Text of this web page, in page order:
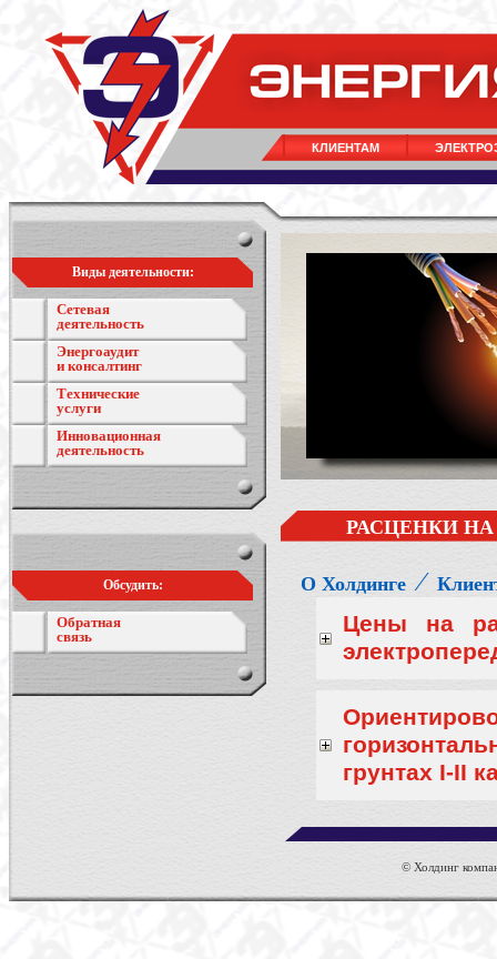
КЛИЕНТАМ
Виды деятельности:
Сетевая
деятельность
Энергоаудит
и консалтинг
Технические
услуги
Инновационная
деятельность
Обсудить:
Обратная
связь
РАСЦЕНКИ
О Холдинге ⁄
Цены на
грунтах I-II
© Холдинг